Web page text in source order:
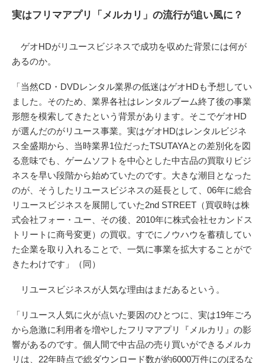
実はフリマアプリ「メルカリ」の流行が追い風に？
ゲオHDがリユースビジネスで成功を収めた背景には何が
あるのか。
「当然CD・DVDレンタル業界の低迷はゲオHDも予想してい
ました。そのため、業界各社はレンタルブーム終了後の事業
形態を模索してきたという背景があります。そこでゲオHD
が選んだのがリユース事業。実はゲオHDはレンタルビジネ
ス全盛期から、当時業界1位だったTSUTAYAとの差別化を図
る意味でも、ゲームソフトを中心とした中古品の買取りビジ
ネスを早い段階から始めていたのです。大きな潮目となった
のが、そうしたリユースビジネスの延長として、06年に総合
リユースビジネスを展開していた2nd STREET（買収時は株
式会社フォー・ユー、その後、2010年に株式会社セカンドス
トリートに商号変更）の買収。すでにノウハウを蓄積してい
た企業を取り入れることで、一気に事業を拡大することがで
きたわけです」（同）
リユースビジネスが人気な理由はまだあるという。
「リユース人気に火が点いた要因のひとつに、実は19年ごろ
から急激に利用者を増やしたフリマアプリ『メルカリ』の影
響があるのです。個人間で中古品の売り買いができるメルカ
リは、22年時点で総ダウンロード数が約6000万件にのぼるな